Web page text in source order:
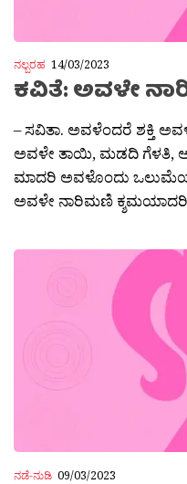
ನಲ್ಬರಹ 14/03/2023
ಕವಿತೆ: ಅವಳೇ
– ಸವಿತಾ. ಅವಳೆಂದರೆ ಶಕ್ತಿ
ಅವಳೇ ತಾಯಿ, ಮಡದಿ ಗೆಳತಿ,
ಮಾದರಿ ಅವಳೊಂದು
ಅವಳೇ ನಾರಿಮಣಿ
ನಡೆ-ನುಡಿ 09/03/2023